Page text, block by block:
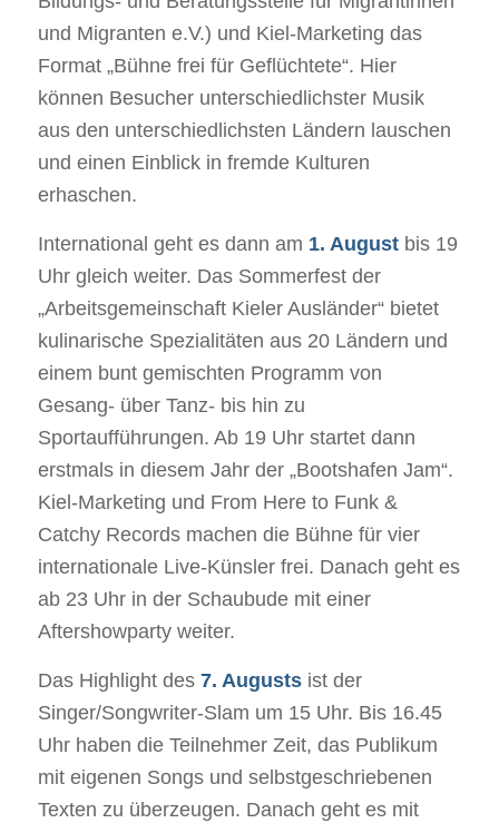
und Migranten e.V.) und Kiel-Marketing das
Format „Bühne frei für Geflüchtete“. Hier
können Besucher unterschiedlichster Musik
aus den unterschiedlichsten Ländern lauschen
und einen Einblick in fremde Kulturen
erhaschen.
International geht es dann am 1. August bis 19
Uhr gleich weiter. Das Sommerfest der
„Arbeitsgemeinschaft Kieler Ausländer“ bietet
kulinarische Spezialitäten aus 20 Ländern und
einem bunt gemischten Programm von
Gesang- über Tanz- bis hin zu
Sportaufführungen. Ab 19 Uhr startet dann
erstmals in diesem Jahr der „Bootshafen Jam“.
Kiel-Marketing und From Here to Funk &
Catchy Records machen die Bühne für vier
internationale Live-Künsler frei. Danach geht es
ab 23 Uhr in der Schaubude mit einer
Aftershowparty weiter.
Das Highlight des 7. Augusts ist der
Singer/Songwriter-Slam um 15 Uhr. Bis 16.45
Uhr haben die Teilnehmer Zeit, das Publikum
mit eigenen Songs und selbstgeschriebenen
Texten zu überzeugen. Danach geht es mit